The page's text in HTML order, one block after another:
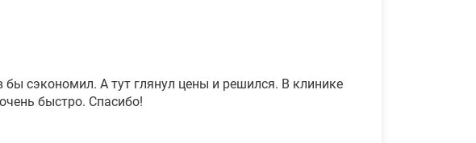
сэкономил. А тут глянул цены и решился. В клинике
быстро. Спасибо!